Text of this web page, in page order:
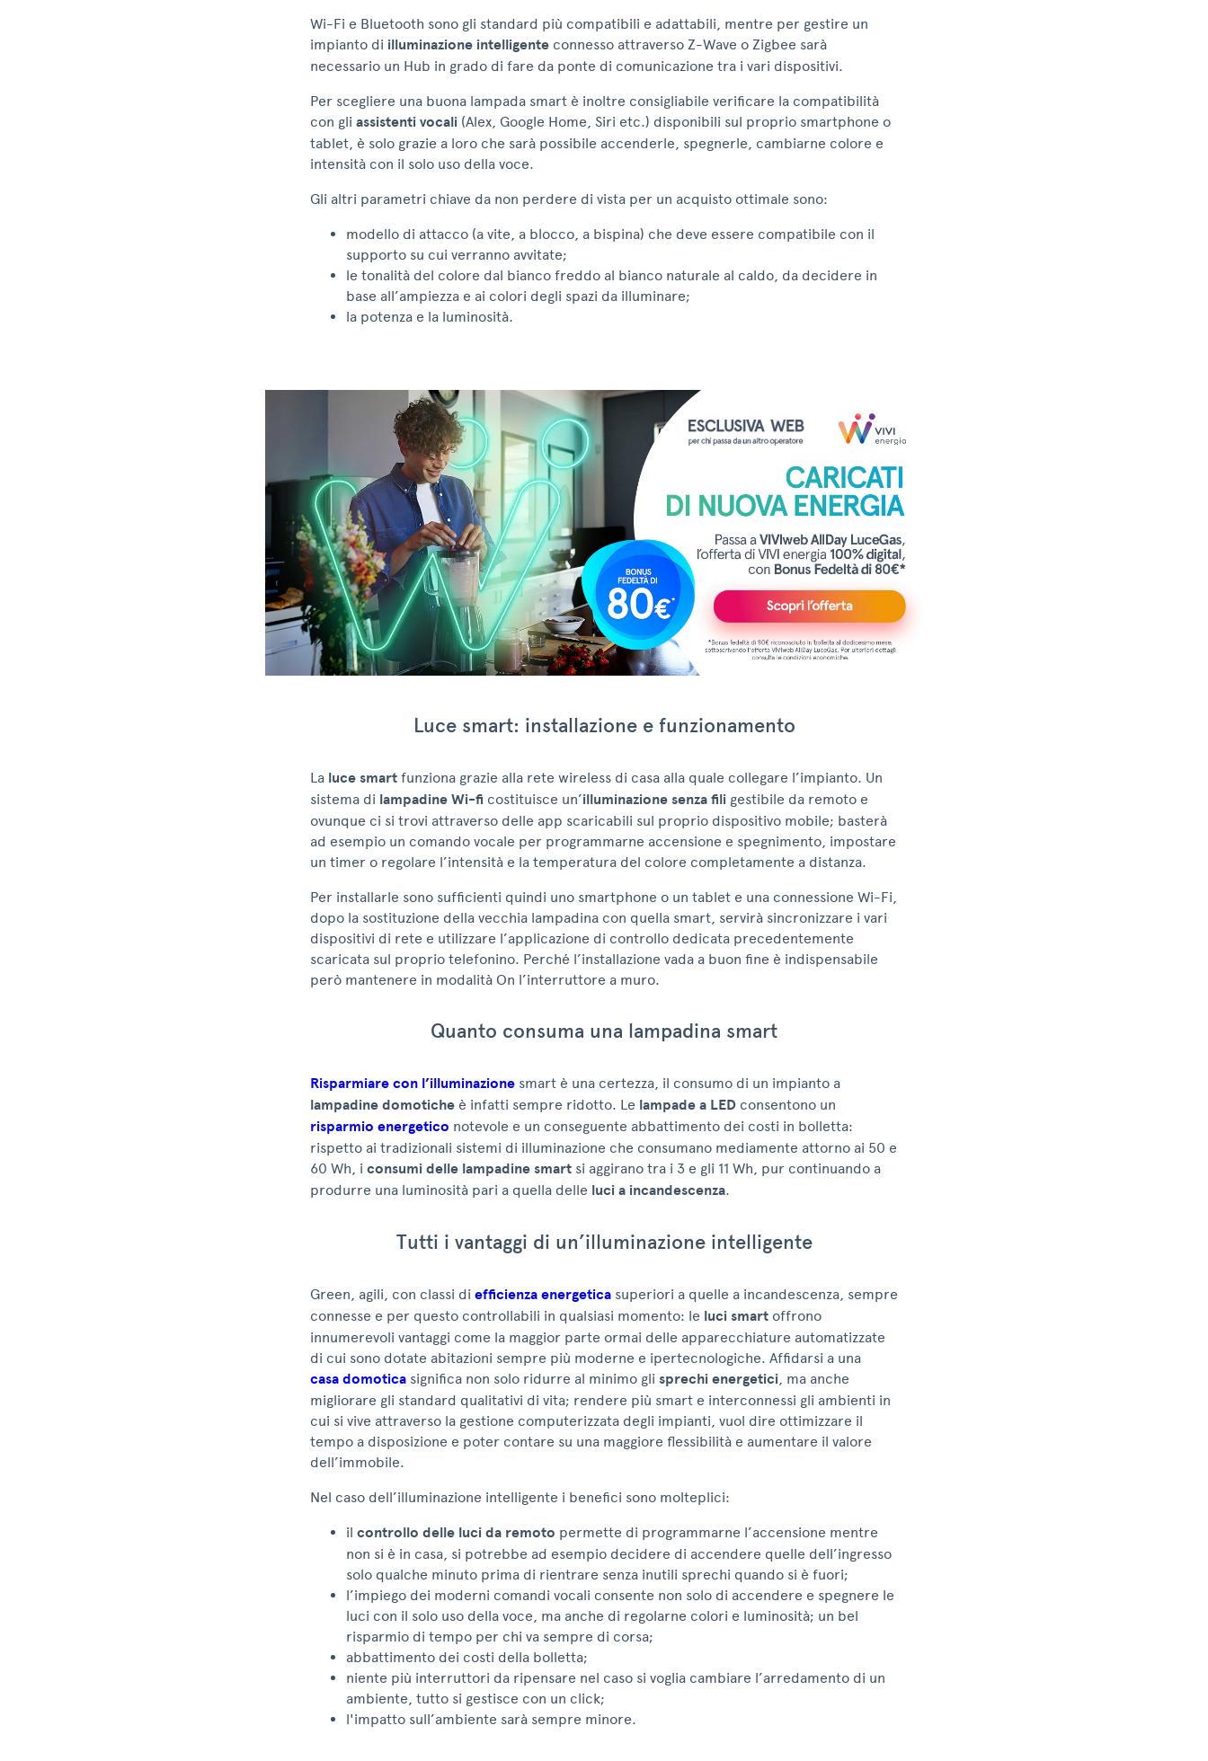
Wi-Fi e Bluetooth sono gli standard più compatibili e adattabili, mentre per gestire un
impianto di illuminazione intelligente connesso attraverso Z-Wave o Zigbee sarà
necessario un Hub in grado di fare da ponte di comunicazione tra i vari dispositivi.
Per scegliere una buona lampada smart è inoltre consigliabile verificare la compatibilità
con gli assistenti vocali (Alex, Google Home, Siri etc.) disponibili sul proprio smartphone o
tablet, è solo grazie a loro che sarà possibile accenderle, spegnerle, cambiarne colore e
intensità con il solo uso della voce.
Gli altri parametri chiave da non perdere di vista per un acquisto ottimale sono:
modello di attacco (a vite, a blocco, a bispina) che deve essere compatibile con il
supporto su cui verranno avvitate;
le tonalità del colore dal bianco freddo al bianco naturale al caldo, da decidere in
base all’ampiezza e ai colori degli spazi da illuminare;
la potenza e la luminosità.
Luce smart: installazione e funzionamento
La luce smart funziona grazie alla rete wireless di casa alla quale collegare l’impianto. Un
sistema di lampadine Wi-fi costituisce un’illuminazione senza fili gestibile da remoto e
ovunque ci si trovi attraverso delle app scaricabili sul proprio dispositivo mobile; basterà
ad esempio un comando vocale per programmarne accensione e spegnimento, impostare
un timer o regolare l’intensità e la temperatura del colore completamente a distanza.
Per installarle sono sufficienti quindi uno smartphone o un tablet e una connessione Wi-Fi,
dopo la sostituzione della vecchia lampadina con quella smart, servirà sincronizzare i vari
dispositivi di rete e utilizzare l’applicazione di controllo dedicata precedentemente
scaricata sul proprio telefonino. Perché l’installazione vada a buon fine è indispensabile
però mantenere in modalità On l’interruttore a muro.
Quanto consuma una lampadina smart
Risparmiare con l’illuminazione smart è una certezza, il consumo di un impianto a
lampadine domotiche è infatti sempre ridotto. Le lampade a LED consentono un
risparmio energetico notevole e un conseguente abbattimento dei costi in bolletta:
rispetto ai tradizionali sistemi di illuminazione che consumano mediamente attorno ai 50 e
60 Wh, i consumi delle lampadine smart si aggirano tra i 3 e gli 11 Wh, pur continuando a
produrre una luminosità pari a quella delle luci a incandescenza.
Tutti i vantaggi di un’illuminazione intelligente
Green, agili, con classi di efficienza energetica superiori a quelle a incandescenza, sempre
connesse e per questo controllabili in qualsiasi momento: le luci smart offrono
innumerevoli vantaggi come la maggior parte ormai delle apparecchiature automatizzate
di cui sono dotate abitazioni sempre più moderne e ipertecnologiche. Affidarsi a una
casa domotica significa non solo ridurre al minimo gli sprechi energetici, ma anche
migliorare gli standard qualitativi di vita; rendere più smart e interconnessi gli ambienti in
cui si vive attraverso la gestione computerizzata degli impianti, vuol dire ottimizzare il
tempo a disposizione e poter contare su una maggiore flessibilità e aumentare il valore
dell’immobile.
Nel caso dell’illuminazione intelligente i benefici sono molteplici:
il controllo delle luci da remoto permette di programmarne l’accensione mentre
non si è in casa, si potrebbe ad esempio decidere di accendere quelle dell’ingresso
solo qualche minuto prima di rientrare senza inutili sprechi quando si è fuori;
l’impiego dei moderni comandi vocali consente non solo di accendere e spegnere le
luci con il solo uso della voce, ma anche di regolarne colori e luminosità; un bel
risparmio di tempo per chi va sempre di corsa;
abbattimento dei costi della bolletta;
niente più interruttori da ripensare nel caso si voglia cambiare l’arredamento di un
ambiente, tutto si gestisce con un click;
l'impatto sull’ambiente sarà sempre minore.